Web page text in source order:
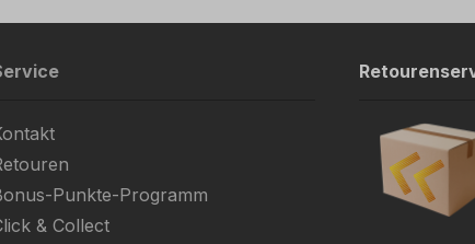
Punkte-Programm
& Collect